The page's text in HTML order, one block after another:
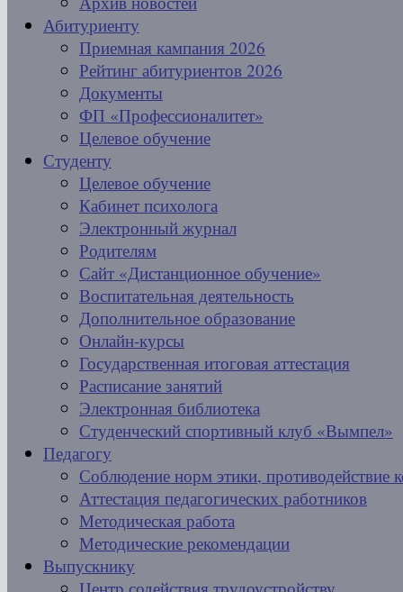
Абитуриенту
Приемная кампания 2026
Рейтинг абитуриентов 2026
Документы
ФП «Профессионалитет»
Целевое обучение
Студенту
Целевое обучение
Кабинет психолога
Электронный журнал
Родителям
Сайт «Дистанционное обучение»
Воспитательная деятельность
Дополнительное образование
Онлайн-курсы
Государственная итоговая аттестация
Расписание занятий
Электронная библиотека
Студенческий спортивный клуб «Вымпел»
Педагогу
Соблюдение норм этики, противодействие
Аттестация педагогических работников
Методическая работа
Методические рекомендации
Выпускнику